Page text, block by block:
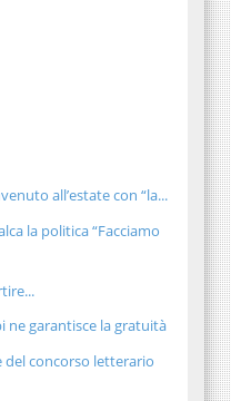
all’estate con “la...
la politica “Facciamo
ne garantisce la gratuità
del concorso letterario